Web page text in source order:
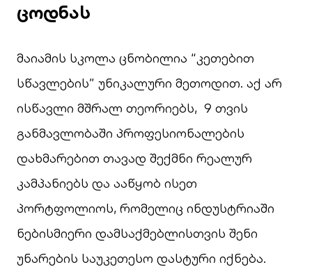
ცოდნას
მაიამის სკოლა ცნობილია “კეთებით
სწავლების” უნიკალური მეთოდით. აქ არ
ისწავლი მშრალ თეორიებს, 9 თვის
განმავლობაში პროფესიონალების
დახმარებით თავად შექმნი რეალურ
კამპანიებს და ააწყობ ისეთ
პორტფოლიოს, რომელიც ინდუსტრიაში
ნებისმიერი დამსაქმებლისთვის შენი
უნარების საუკეთესო დასტური იქნება.